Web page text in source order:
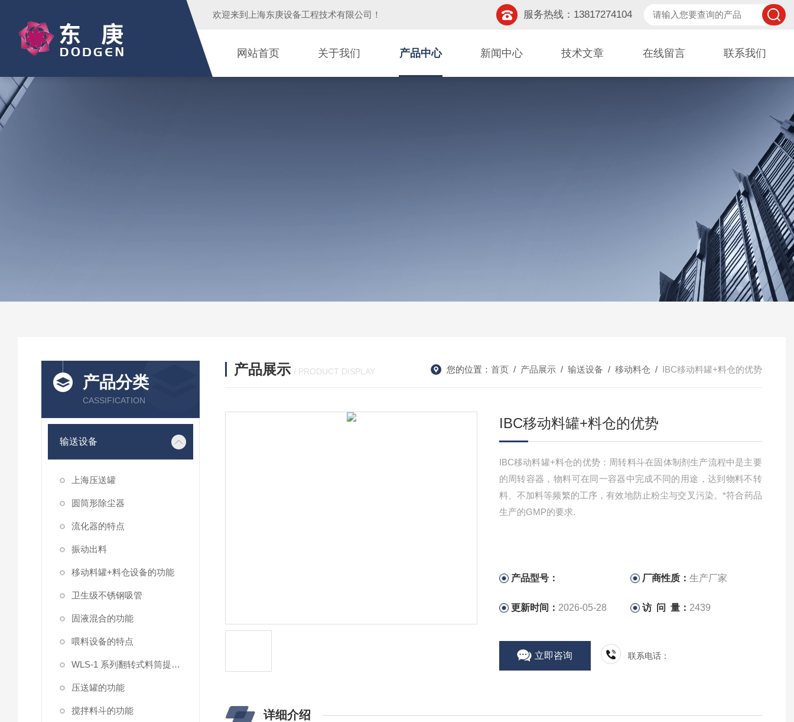
欢迎来到 上海东庚设备工程技术有限公司 ！ 服务热线：13817274104
网站首页 关于我们 产品中心 新闻中心 技术文章 在线留言 联系我们
产品分类
CASSIFICATION
输送设备
上海压送罐
圆筒形除尘器
流化器的特点
振动出料
移动料罐+料仓设备的功能
卫生级不锈钢吸管
固液混合的功能
喂料设备的特点
WLS-1 系列翻转式料筒提升机
压送罐的功能
搅拌料斗的功能
产品展示 / PRODUCT DISPLAY 您的位置： 首页 / 产品展示 / 输送设备 / 移动料仓 / IBC移动料罐+料仓的优势
IBC移动料罐+料仓的优势
IBC移动料罐+料仓的优势：周转料斗在固体制剂生产流程中是主要
的周转容器，物料可在同一容器中完成不同的用途，达到物料不转
料、不加料等频繁的工序，有效地防止粉尘与交叉污染。*符合药品
生产的GMP的要求.
产品型号： 厂商性质：生产厂家
更新时间： 2026-05-28 访 问 量： 2439
立即咨询 联系电话：
详细介绍